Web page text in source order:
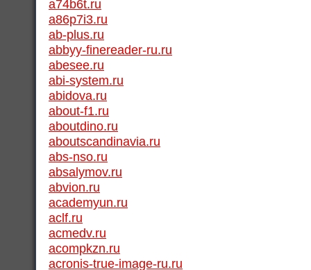
a74b6t.ru
a86p7i3.ru
ab-plus.ru
abbyy-finereader-ru.ru
abesee.ru
abi-system.ru
abidova.ru
about-f1.ru
aboutdino.ru
aboutscandinavia.ru
abs-nso.ru
absalymov.ru
abvion.ru
academyun.ru
aclf.ru
acmedv.ru
acompkzn.ru
acronis-true-image-ru.ru